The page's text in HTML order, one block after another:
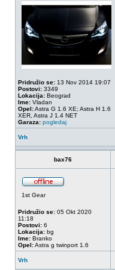
Pridružio se: 13 Nov 2014 19:07
Postovi: 3349
Lokacija: Beograd
Ime: Vladan
Opel:Astra G 1.6 XE; Astra H 1.6
XER, Astra J 1.4 NET
Garaza: pogledaj
Vrh
bax76
1st Gear
Pridružio se: 05 Okt 2020
11:18
Postovi: 6
Lokacija: bg
Ime: Branko
Opel:Astra g twinport 1.6
Vrh